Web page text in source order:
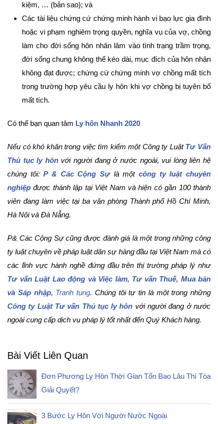
kiệm, … (bản sao); và
Các tài liệu chứng cứ chứng minh hành vi bạo lực gia đình
hoặc vi phạm nghiêm trọng quyền, nghĩa vụ của vợ, chồng
làm cho đời sống hôn nhân lâm vào tình trạng trầm trọng,
đời sống chung không thể kéo dài, mục đích của hôn nhân
không đạt được; chứng cứ chứng minh vợ chồng mất tích
trong trường hợp yêu cầu ly hôn khi vợ chồng bị tuyên bố
mất tích.
Có thể bạn quan tâm Ly hôn Nhanh 2020
Nếu có khó khăn trong việc tìm kiếm một Công ty Luật Tư Vấn
Thủ tục ly hônvới người đang ở nước ngoài, vui lòng liên hệ
chúng tôi:P & Các Cộng Sựlà mộtcông ty luật chuyên
nghiệp được thành lập tại Việt Nam và hiện có gần 100 thành
viên đang làm việc tại ba văn phòng Thành phố Hồ Chí Minh,
Hà Nội và Đà Nẵng.
P& Các Cộng Sự cũng được đánh giá là một trong những công
ty luật chuyên về pháp luật dân sự hàng đầu tại Việt Nam mà có
các lĩnh vực hành nghề đứng đầu trên thị trường pháp lý như
Tư vấn Luật Lao động và Việc làm, Tư vấn Thuế, Mua bán
và Sáp nhập, Tranh tụng. Chúng tôi tự tin là một trong những
Công ty Luật Tư vấn Thủ tục ly hôn với người đang ở nước
ngoài cung cấp dịch vụ pháp lý tốt nhất đến Quý Khách hàng.
Bài Viết Liên Quan
Đơn Phương Ly Hôn Thời Gian Tốn Bao Lâu Thì Tòa
Giải Quyết?
3 Bước Ly Hôn Với Người Nước Ngoài